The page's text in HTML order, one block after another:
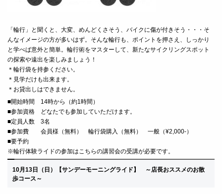
「輪行」と聞くと、大変、めんどくさそう、バイクに傷が付きそう・・・そ
んなイメージの方が多いはず。そんな輪行も、ポイントを押さえ、しっかり
と学べば意外と簡単。輪行術をマスターして、新たなサイクリングスポット
の探索や遠出を楽しみましょう！
＊輪行袋を持参ください。
＊見学だけも出来ます。
＊お貸出しはできません。
■開始時間 14時から（約1時間）
■参加資格 どなたでも参加していただけます。
■定員人数 3名
■参加費 会員様（無料） 輪行袋購入（無料） 一般（¥2,000-）
■要予約
※輪行体験ライドの参加はこちらの講習会の受講が必要です。
10月13日（日） 【サンデーモーニングライド】
～店長おススメのお散
歩コース～